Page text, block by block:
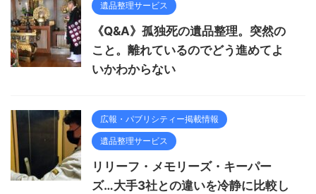
遺品整理サービス
《Q&A》孤独死の遺品整理。突然の
こと。離れているのでどう進めてよ
いかわからない
広報・パブリシティー掲載情報
遺品整理サービス
リリーフ・メモリーズ・キーパー
ズ…大手3社との違いを冷静に比較し